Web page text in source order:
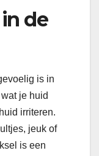
de
is in
je huid
irriteren.
jeuk of
is een